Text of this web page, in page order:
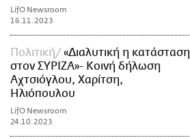
LifO Newsroom
16.11.2023
Πολιτική
«Διαλυτική η κατάσταση
στον ΣΥΡΙΖΑ»- Κοινή δήλωση
Αχτσιόγλου, Χαρίτση,
Ηλιόπουλου
LifO Newsroom
24.10.2023